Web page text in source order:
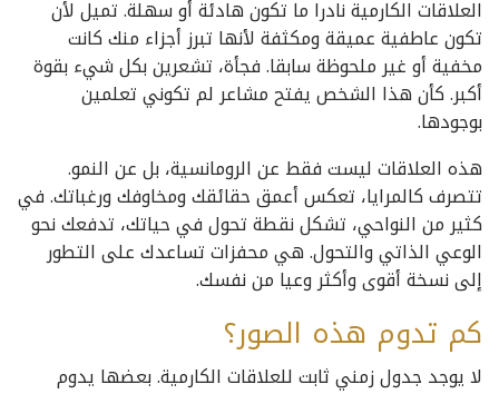
العلاقات الكارمية نادرا ما تكون هادئة أو سهلة. تميل لأن
تكون عاطفية عميقة ومكثفة لأنها تبرز أجزاء منك كانت
مخفية أو غير ملحوظة سابقا. فجأة، تشعرين بكل شيء بقوة
أكبر. كأن هذا الشخص يفتح مشاعر لم تكوني تعلمين
بوجودها.
هذه العلاقات ليست فقط عن الرومانسية، بل عن النمو.
تتصرف كالمرايا، تعكس أعمق حقائقك ومخاوفك ورغباتك. في
كثير من النواحي، تشكل نقطة تحول في حياتك، تدفعك نحو
الوعي الذاتي والتحول. هي محفزات تساعدك على التطور
إلى نسخة أقوى وأكثر وعيا من نفسك.
كم تدوم هذه الصور؟
لا يوجد جدول زمني ثابت للعلاقات الكارمية. بعضها يدوم